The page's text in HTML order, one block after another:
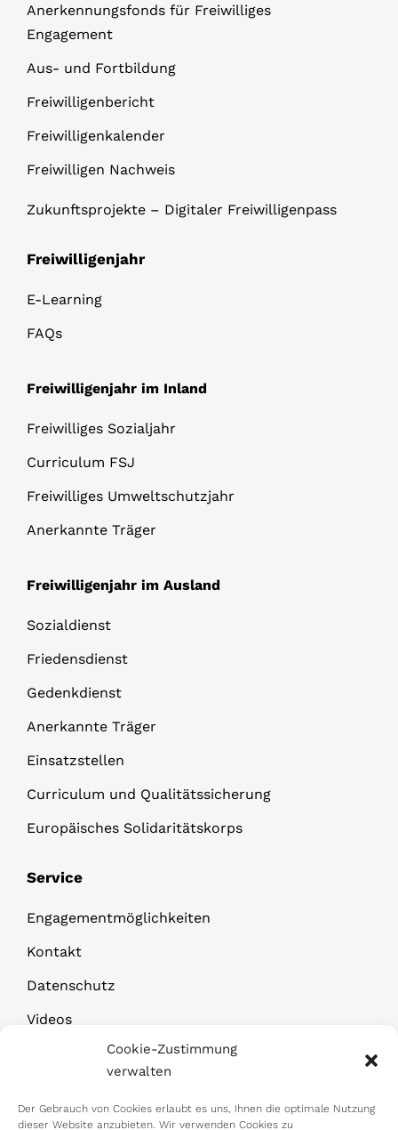
Cookie-Zustimmung
verwalten
Der Gebrauch von Cookies erlaubt es uns, Ihnen die optimale Nutzung
dieser Website anzubieten. Wir verwenden Cookies zu
Anerkennungsfonds für Freiwilliges
Engagement
Aus- und Fortbildung
Freiwilligenbericht
Freiwilligenkalender
Freiwilligen Nachweis
Zukunftsprojekte – Digitaler Freiwilligenpass
Freiwilligenjahr
E-Learning
FAQs
Freiwilligenjahr im Inland
Freiwilliges Sozialjahr
Curriculum FSJ
Freiwilliges Umweltschutzjahr
Anerkannte Träger
Freiwilligenjahr im Ausland
Sozialdienst
Friedensdienst
Gedenkdienst
Anerkannte Träger
Einsatzstellen
Curriculum und Qualitätssicherung
Europäisches Solidaritätskorps
Service
Engagementmöglichkeiten
Kontakt
Datenschutz
Videos